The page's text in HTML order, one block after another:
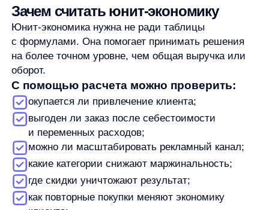
помогает понять, не становится ли привлечение
дает способ сравнивать заказы, категории, каналы
и клиентские сегменты на уровне экономического
результата.
Сам расчет не повышает прибыль и не снижает
расходы. Он только показывает, где искать